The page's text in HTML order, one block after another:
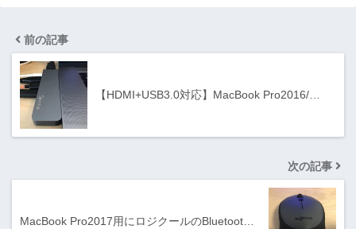
前の記事
【HDMI+USB3.0対応】MacBook Pro2016/…
次の記事
MacBook Pro2017用にロジクールのBluetoot…